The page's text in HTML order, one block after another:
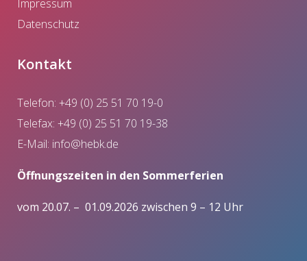
Impressum
Datenschutz
Kontakt
Telefon: +49 (0) 25 51 70 19-0
Telefax: +49 (0) 25 51 70 19-38
E-Mail: info@hebk.de
Öffnungszeiten in den Sommerferien
vom 20.07. – 01.09.2026 zwischen 9 – 12 Uhr